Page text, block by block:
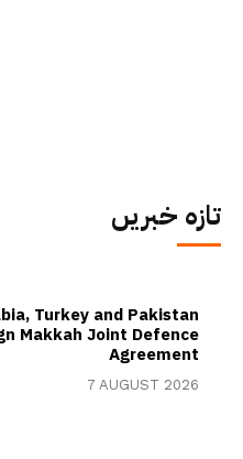
تازہ خبریں
Turkey and Pakistan
Makkah Joint Defence
Agreement
7 AUGUST 2026